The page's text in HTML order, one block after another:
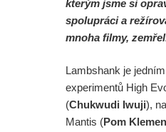
kterým jsme si
spolupráci a
mnoha filmy,
Lambshank je
experimentů High
(Chukwudi Iwuji),
Mantis (Pom